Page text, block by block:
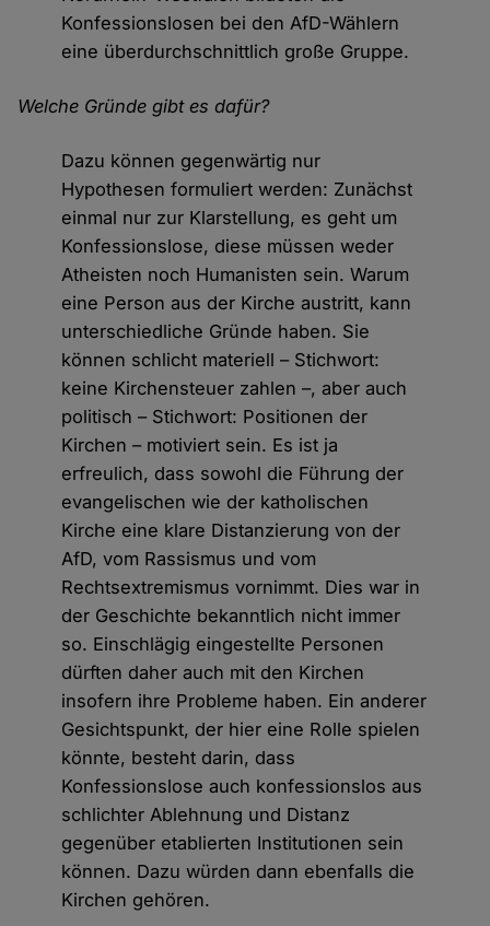
Konfessionslosen bei den AfD-Wählern
eine überdurchschnittlich große Gruppe.
Welche Gründe gibt es dafür?
Dazu können gegenwärtig nur
Hypothesen formuliert werden: Zunächst
einmal nur zur Klarstellung, es geht um
Konfessionslose, diese müssen weder
Atheisten noch Humanisten sein. Warum
eine Person aus der Kirche austritt, kann
unterschiedliche Gründe haben. Sie
können schlicht materiell – Stichwort:
keine Kirchensteuer zahlen –, aber auch
politisch – Stichwort: Positionen der
Kirchen – motiviert sein. Es ist ja
erfreulich, dass sowohl die Führung der
evangelischen wie der katholischen
Kirche eine klare Distanzierung von der
AfD, vom Rassismus und vom
Rechtsextremismus vornimmt. Dies war in
der Geschichte bekanntlich nicht immer
so. Einschlägig eingestellte Personen
dürften daher auch mit den Kirchen
insofern ihre Probleme haben. Ein anderer
Gesichtspunkt, der hier eine Rolle spielen
könnte, besteht darin, dass
Konfessionslose auch konfessionslos aus
schlichter Ablehnung und Distanz
gegenüber etablierten Institutionen sein
können. Dazu würden dann ebenfalls die
Kirchen gehören.